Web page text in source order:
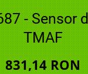
- Sensor
TMAF
831,14 RON